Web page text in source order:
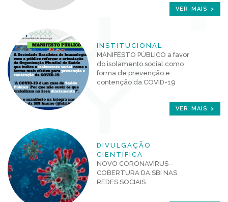
VER MAIS >
INSTITUCIONAL
MANIFESTO PÚBLICO a favor
do isolamento social como
forma de prevenção e
contenção da COVID-19
VER MAIS >
DIVULGAÇÃO
CIENTÍFICA
NOVO CORONAVÍRUS -
COBERTURA DA SBI NAS
REDES SOCIAIS